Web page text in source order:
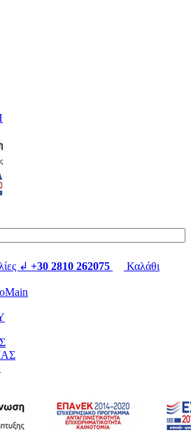
↲ +30 2810 262075
Καλάθι